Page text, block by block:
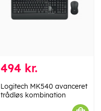
494 kr.
Logitech MK540 avanceret
trådløs kombination